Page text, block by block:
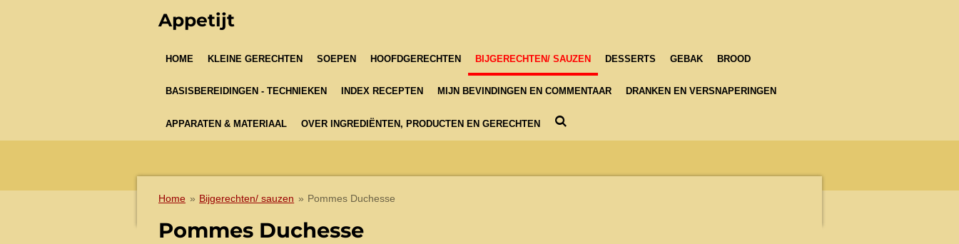
Appetijt
HOME KLEINE GERECHTEN SOEPEN HOOFDGERECHTEN BIJGERECHTEN/ SAUZEN DESSERTS GEBAK BROOD
BASISBEREIDINGEN - TECHNIEKEN INDEX RECEPTEN MIJN BEVINDINGEN EN COMMENTAAR DRANKEN EN VERSNAPERINGEN
APPARATEN & MATERIAAL OVER INGREDIËNTEN, PRODUCTEN EN GERECHTEN
Home » Bijgerechten/ sauzen » Pommes Duchesse
Pommes Duchesse